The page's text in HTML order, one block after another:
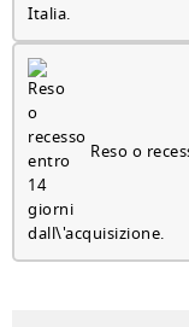
Reso o